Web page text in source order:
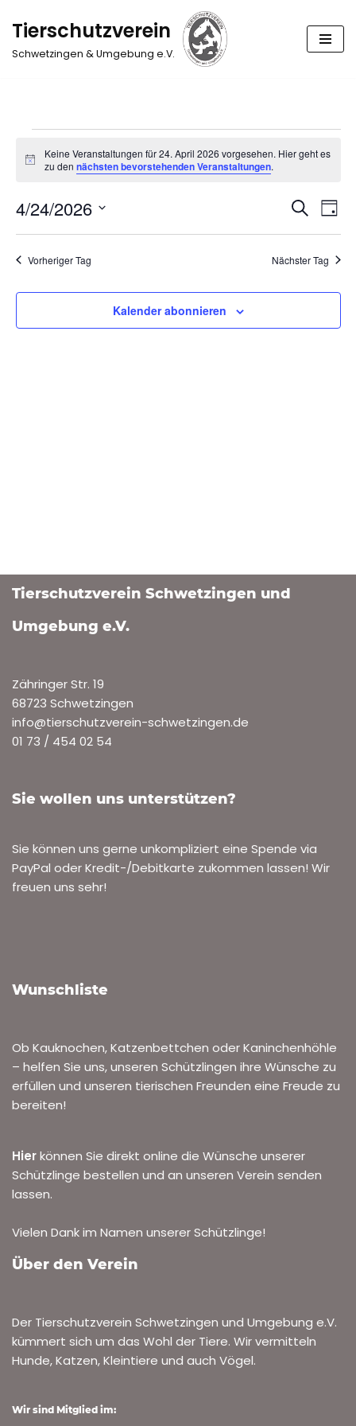
Zum
Inhalt
Tierschutzverein
Schwetzingen & Umgebung e.V.
Hinweis
Keine Veranstaltungen für 24. April 2026 vorgesehen. Hier geht es
zu den nächsten bevorstehenden Veranstaltungen.
SucheTag
4/24/2026
Vorheriger Tag Nächster Tag
Kalender abonnieren
Tierschutzverein Schwetzingen und
Umgebung e.V.
Zähringer Str. 19
68723 Schwetzingen
info@tierschutzverein-schwetzingen.de
01 73 / 454 02 54
Sie wollen uns unterstützen?
Sie können uns gerne unkompliziert eine Spende via
PayPal oder Kredit-/Debitkarte zukommen lassen! Wir
freuen uns sehr!
Wunschliste
Ob Kauknochen, Katzenbettchen oder Kaninchenhöhle
– helfen Sie uns, unseren Schützlingen ihre Wünsche zu
erfüllen und unseren tierischen Freunden eine Freude zu
bereiten!
Hierkönnen Sie direkt online die Wünsche unserer
Schützlinge bestellen und an unseren Verein senden
lassen.
Vielen Dank im Namen unserer Schützlinge!
Über den Verein
Der Tierschutzverein Schwetzingen und Umgebung e.V.
kümmert sich um das Wohl der Tiere. Wir vermitteln
Hunde, Katzen, Kleintiere und auch Vögel.
Wir sind Mitglied im: